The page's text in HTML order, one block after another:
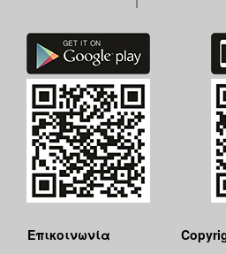
Επικοινωνία